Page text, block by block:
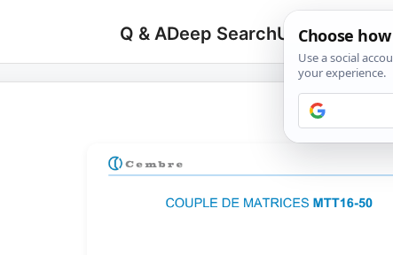
Q & ADeep SearchUpload
Search
for: